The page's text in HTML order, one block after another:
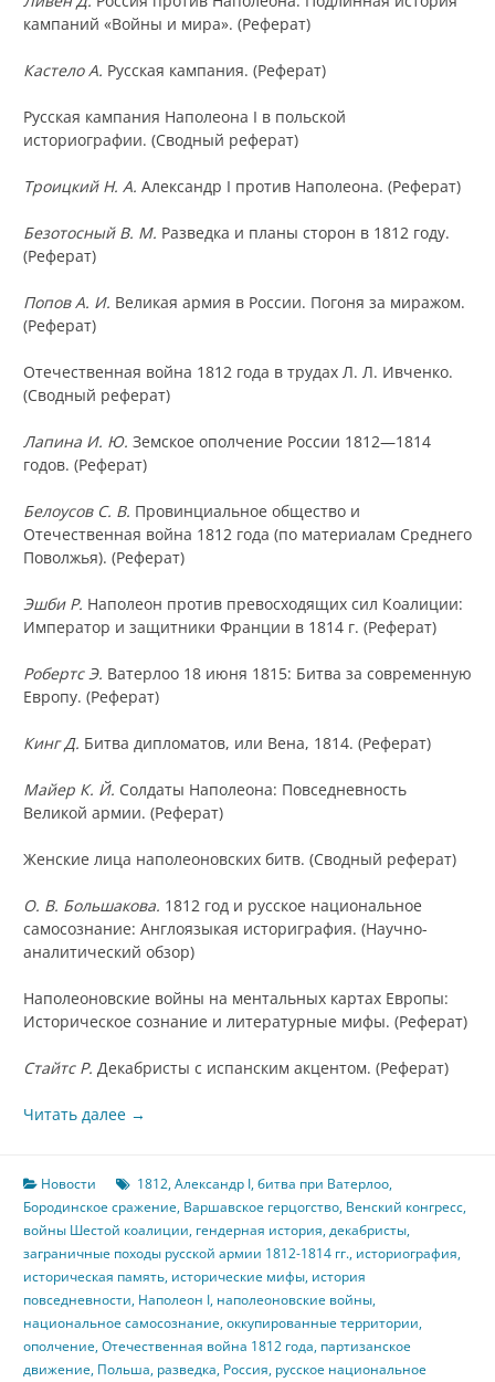
кампаний «Войны и мира». (Реферат)
Кастело А. Русская кампания. (Реферат)
Русская кампания Наполеона I в польской
историографии. (Сводный реферат)
Троицкий Н. А. Александр I против Наполеона. (Реферат)
Безотосный В. М. Разведка и планы сторон в 1812 году.
(Реферат)
Попов А. И. Великая армия в России. Погоня за миражом.
(Реферат)
Отечественная война 1812 года в трудах Л. Л. Ивченко.
(Сводный реферат)
Лапина И. Ю. Земское ополчение России 1812—1814
годов. (Реферат)
Белоусов С. В. Провинциальное общество и
Отечественная война 1812 года (по материалам Среднего
Поволжья). (Реферат)
Эшби Р. Наполеон против превосходящих сил Коалиции:
Император и защитники Франции в 1814 г. (Реферат)
Робертс Э. Ватерлоо 18 июня 1815: Битва за современную
Европу. (Реферат)
Кинг Д. Битва дипломатов, или Вена, 1814. (Реферат)
Майер К. Й. Солдаты Наполеона: Повседневность
Великой армии. (Реферат)
Женские лица наполеоновских битв. (Сводный реферат)
О. В. Большакова. 1812 год и русское национальное
самосознание: Англоязыкая историграфия. (Научно-
аналитический обзор)
Наполеоновские войны на ментальных картах Европы:
Историческое сознание и литературные мифы. (Реферат)
Стайтс Р. Декабристы с испанским акцентом. (Реферат)
Читать далее →
Новости 1812,Александр I,битва при Ватерлоо,
Бородинское сражение, Варшавское герцогство, Венский конгресс,
войны Шестой коалиции, гендерная история,декабристы,
заграничные походы русской армии 1812-1814 гг., историография,
историческая память, исторические мифы, история
повседневности, Наполеон I, наполеоновские войны,
национальное самосознание,оккупированные территории,
ополчение,Отечественная война 1812 года, партизанское
движение, Польша, разведка, Россия, русское национальное